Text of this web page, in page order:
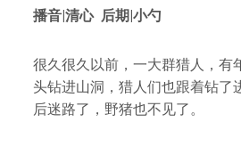
播音|清心 后期|小勺
很久很久以前，一大群猎人，有
头钻进山洞，猎人们也跟着钻了
后迷路了，野猪也不见了。